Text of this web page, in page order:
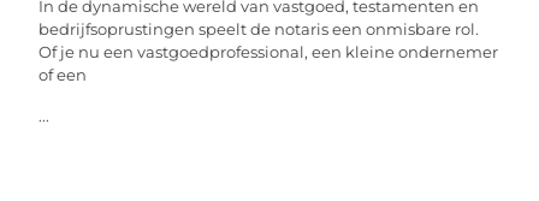
In de dynamische wereld van vastgoed, testamenten en
bedrijfsoprustingen speelt de notaris een onmisbare rol.
Of je nu een vastgoedprofessional, een kleine ondernemer
of een
...